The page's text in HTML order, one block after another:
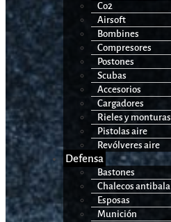
Co2
Airsoft
Bombines
Compresores
Postones
Scubas
Accesorios
Cargadores
Rieles y monturas
Pistolas aire
Revólveres aire
Defensa
Bastones
Chalecos antibala
Esposas
Munición